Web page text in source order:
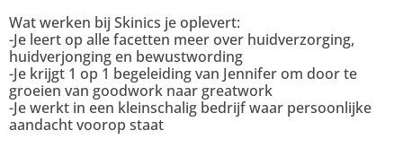
Wat werken bij Skinics je oplevert:
-Je leert op alle facetten meer over huidverzorging,
huidverjonging en bewustwording
-Je krijgt 1 op 1 begeleiding van Jennifer om door te
groeien van goodwork naar greatwork
-Je werkt in een kleinschalig bedrijf waar persoonlijke
aandacht voorop staat